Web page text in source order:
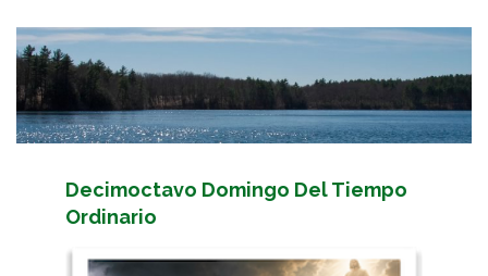
Decimoctavo Domingo Del Tiempo
Ordinario